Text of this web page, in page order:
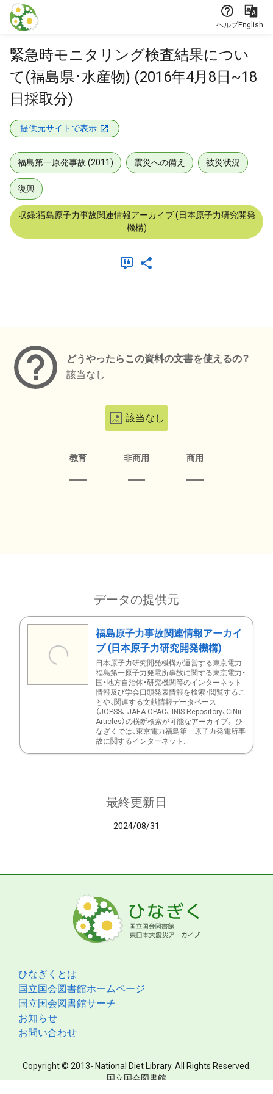
本文に飛ぶ
ヘルプEnglish
緊急時モニタリング検査結果につい
て(福島県･水産物) (2016年4月8日~18
日採取分)
提供元サイトで表示
福島第一原発事故 (2011) 震災への備え 被災状況
復興
収録:福島原子力事故関連情報アーカイブ (日本原子力研究開発
機構)
どうやったらこの資料の文書を使えるの？
該当なし
該当なし
教育 非商用 商用
データの提供元
福島原子力事故関連情報アーカイ
ブ (日本原子力研究開発機構)
日本原子力研究開発機構が運営する東京電力
福島第一原子力発電所事故に関する東京電力・
国・地方自治体・研究機関等のインターネット
情報及び学会口頭発表情報を検索・閲覧するこ
とや、関連する文献情報データベース
（JOPSS、 JAEA OPAC、 INIS Repository、CiNii
Articles）の横断検索が可能なアーカイブ。 ひ
なぎくでは、東京電力福島第一原子力発電所事
故に関するインターネット...
最終更新日
2024/08/31
ひなぎくとは
国立国会図書館ホームページ
国立国会図書館サーチ
お知らせ
お問い合わせ
Copyright © 2013- National Diet Library. All Rights Reserved.